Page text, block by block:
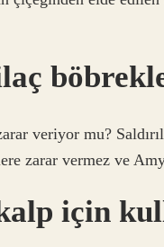
veriyor mu?
zarar vermez ve
için